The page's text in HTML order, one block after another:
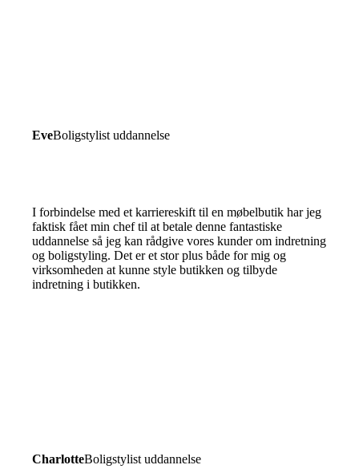
EveBoligstylist uddannelse
I forbindelse med et karriereskift til en møbelbutik har jeg
faktisk fået min chef til at betale denne fantastiske
uddannelse så jeg kan rådgive vores kunder om indretning
og boligstyling. Det er et stor plus både for mig og
virksomheden at kunne style butikken og tilbyde
indretning i butikken.
CharlotteBoligstylist uddannelse